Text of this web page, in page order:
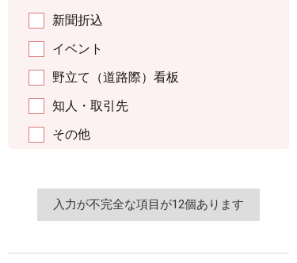
新聞折込
イベント
野立て（道路際）看板
知人・取引先
その他